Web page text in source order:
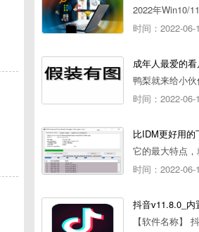
时间：2022-06-
时间：2022-06-
时间：2022-06-